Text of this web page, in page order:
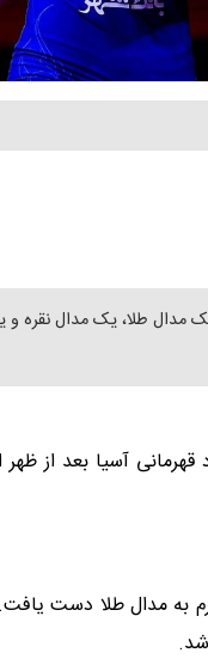
یک مدال طلا، یک
آسیا بعد از ظهر